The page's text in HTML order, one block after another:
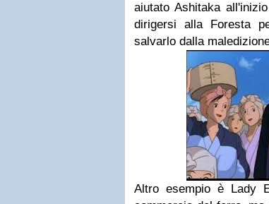
aiutato Ashitaka
dirigersi alla Foresta
salvarlo dalla
Altro esempio è Lady